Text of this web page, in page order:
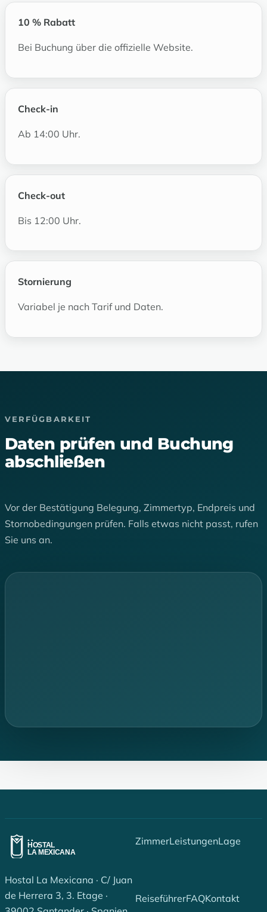
10 % Rabatt
Bei Buchung über die offizielle Website.
Check-in
Ab 14:00 Uhr.
Check-out
Bis 12:00 Uhr.
Stornierung
Variabel je nach Tarif und Daten.
VERFÜGBARKEIT
Daten prüfen und Buchung
abschließen
Vor der Bestätigung Belegung, Zimmertyp, Endpreis und
Stornobedingungen prüfen. Falls etwas nicht passt, rufen
Sie uns an.
Hostal La Mexicana · C/ Juan
de Herrera 3, 3. Etage ·
ZimmerLeistungenLage
ReiseführerFAQKontakt